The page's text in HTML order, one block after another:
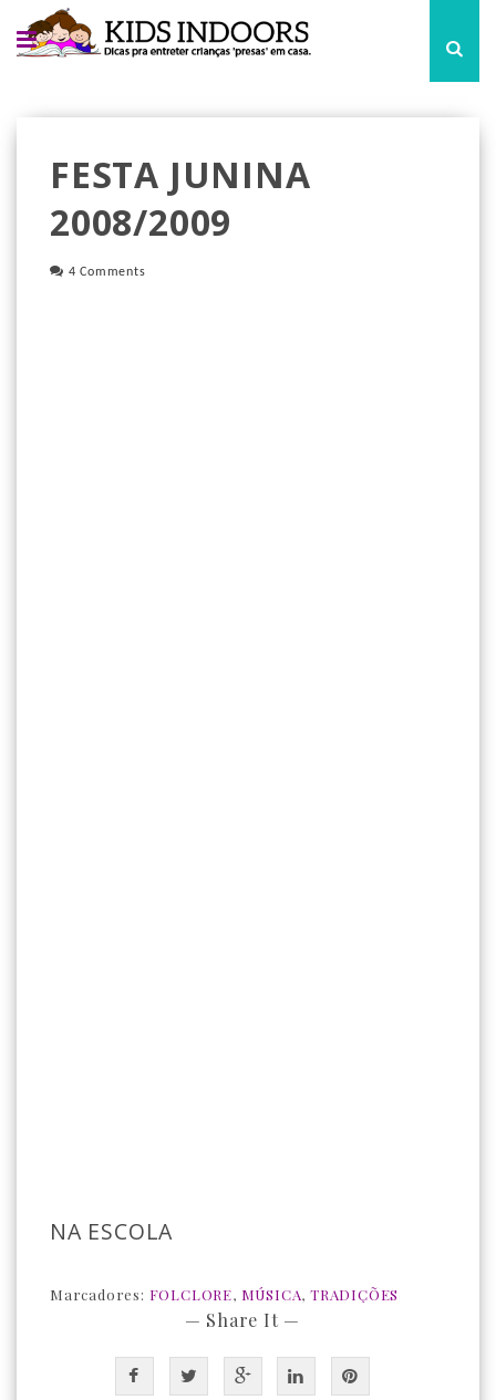
FESTA JUNINA
2008/2009
4 Comments
NA ESCOLA
Marcadores: FOLCLORE, MÚSICA,TRADIÇÕES
— Share It —